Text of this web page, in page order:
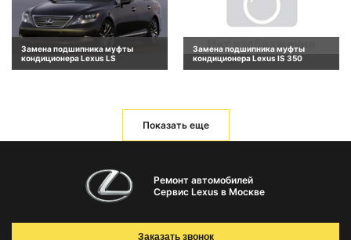
Замена подшипника муфты
кондиционера Lexus LS
Замена подшипника муфты
кондиционера Lexus IS 350
Показать еще
Ремонт автомобилей
Сервис Lexus в Москве
Заказать звонок